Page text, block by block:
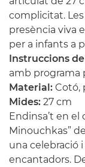
complicitat. Les
presència viva
per a infants a
Instruccions
amb programa
Material: Cotó,
Mides: 27 cm
Endinsa’t en el
Minouchkas”
una celebració
encantadors.